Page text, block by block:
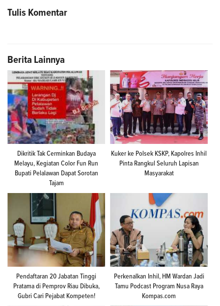
Tulis Komentar
Berita Lainnya
Dikritik Tak Cerminkan Budaya
Melayu, Kegiatan Color Fun Run
Bupati Pelalawan Dapat Sorotan
Tajam
Kuker ke Polsek KSKP, Kapolres Inhil
Pinta Rangkul Seluruh Lapisan
Masyarakat
Pendaftaran 20 Jabatan Tinggi
Pratama di Pemprov Riau Dibuka,
Gubri Cari Pejabat Kompeten!
Perkenalkan Inhil, HM Wardan Jadi
Tamu Podcast Program Nusa Raya
Kompas.com